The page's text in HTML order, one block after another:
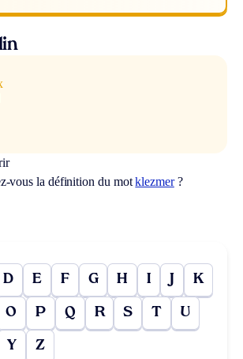
vous la définition du motklezmer?
D E F G H I J K
O P Q R S T U
Y Z